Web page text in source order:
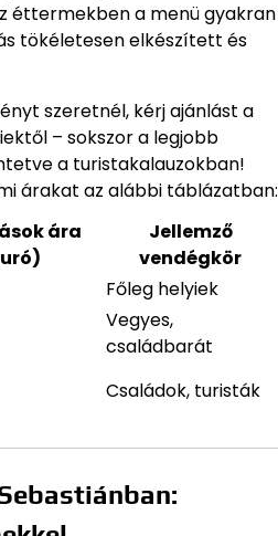
éttermekben a menü gyakran
tökéletesen elkészített és
szeretnél, kérj ajánlást a
– sokszor a legjobb
a turistakalauzokban!
árakat az alábbi táblázatban:
ára
Jellemző
vendégkör
Főleg helyiek
Vegyes,
családbarát
Családok, turisták